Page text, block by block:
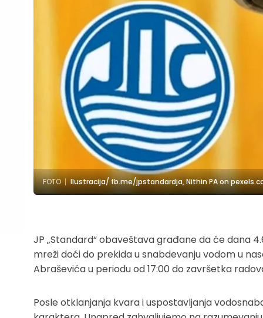
FOTO Ilustracija/ fb.me/jpstandardja, Nithin PA on
JP „Standard“ obaveštava građane da će dana
mreži doći do prekida u snabdevanju vodom u
Abraševića u periodu od 17:00 do završetka
Posle otklanjanja kvara i uspostavljanja